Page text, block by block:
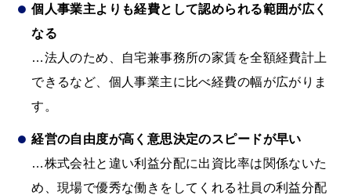
個人事業主よりも経費として認められる範囲が広く
なる
…法人のため、自宅兼事務所の家賃を全額経費計上
できるなど、個人事業主に比べ経費の幅が広がりま
す。
経営の自由度が高く意思決定のスピードが早い
…株式会社と違い利益分配に出資比率は関係ないた
め、現場で優秀な働きをしてくれる社員の利益分配